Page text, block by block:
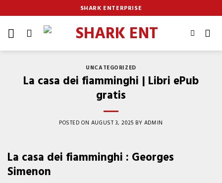
to
content
SHARK ENTERPRISE
UNCATEGORIZED
La casa dei fiamminghi | Libri ePub
gratis
POSTED ON AUGUST 3, 2025 BY ADMIN
La casa dei fiamminghi : Georges
Simenon